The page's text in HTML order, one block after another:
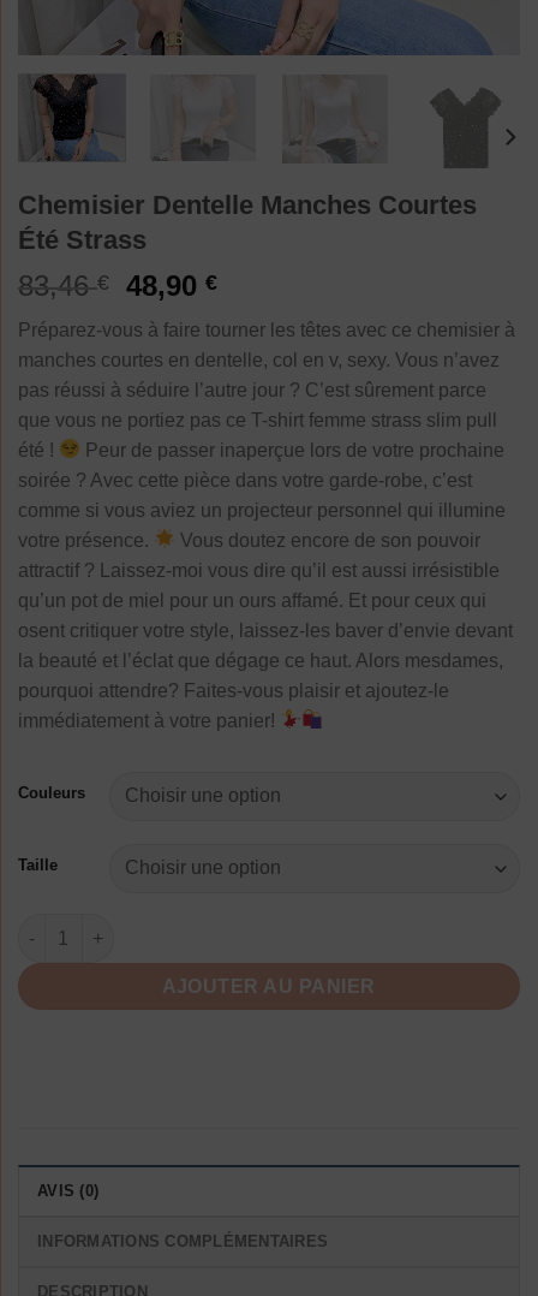
Chemisier Dentelle Manches Courtes
Été Strass
83,46€
Le
prix
initial
était :
83,46 €.
48,90€Le
actuel
est :
48,90 €.
Préparez-vous à faire tourner les têtes avec ce chemisier à
manches courtes en dentelle, col en v, sexy. Vous n’avez
pas réussi à séduire l’autre jour ? C’est sûrement parce
que vous ne portiez pas ce T-shirt femme strass slim pull
été !
Peur de passer inaperçue lors de votre prochaine
soirée ? Avec cette pièce dans votre garde-robe, c’est
comme si vous aviez un projecteur personnel qui illumine
votre présence.
Vous doutez encore de son pouvoir
attractif ? Laissez-moi vous dire qu’il est aussi irrésistible
qu’un pot de miel pour un ours affamé. Et pour ceux qui
osent critiquer votre style, laissez-les baver d’envie devant
la beauté et l’éclat que dégage ce haut. Alors mesdames,
pourquoi attendre? Faites-vous plaisir et ajoutez-le
immédiatement à votre panier!
Couleurs
Taille
quantité de Chemisier Dentelle Manches Courtes Été Strass
AJOUTER AU PANIER
AVIS (0)
INFORMATIONS COMPLÉMENTAIRES
DESCRIPTION